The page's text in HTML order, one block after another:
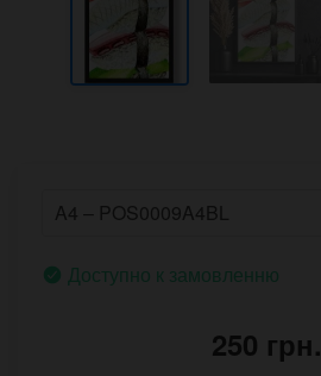
Доступно к замовленню
250 грн.